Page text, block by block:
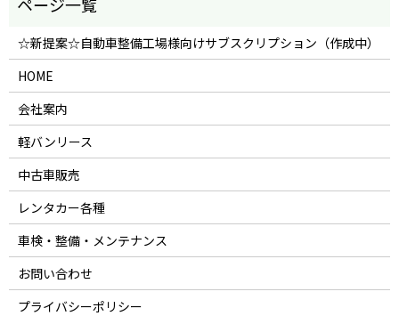
☆新提案☆自動車整備工場様向けサブスクリプション（作成中）
HOME
会社案内
軽バンリース
中古車販売
レンタカー各種
車検・整備・メンテナンス
お問い合わせ
プライバシーポリシー